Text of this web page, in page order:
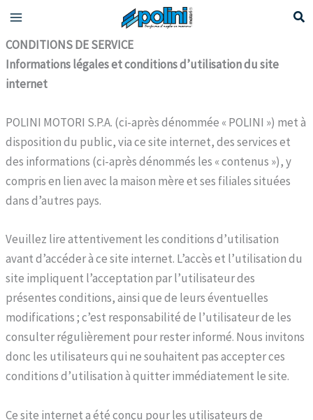
contenu
CONDITIONS DE SERVICE
Informations légales et conditions d’utilisation du site
internet
POLINI MOTORI S.P.A. (ci-après dénommée « POLINI ») met à
disposition du public, via ce site internet, des services et
des informations (ci-après dénommés les « contenus »), y
compris en lien avec la maison mère et ses filiales situées
dans d’autres pays.
Veuillez lire attentivement les conditions d’utilisation
avant d’accéder à ce site internet. L’accès et l’utilisation du
site impliquent l’acceptation par l’utilisateur des
présentes conditions, ainsi que de leurs éventuelles
modifications ; c’est responsabilité de l’utilisateur de les
consulter régulièrement pour rester informé. Nous invitons
donc les utilisateurs qui ne souhaitent pas accepter ces
conditions d’utilisation à quitter immédiatement le site.
Ce site internet a été conçu pour les utilisateurs de